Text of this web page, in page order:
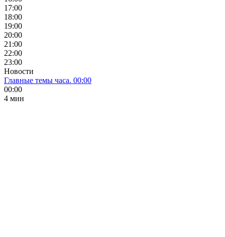
17:00
18:00
19:00
20:00
21:00
22:00
23:00
Новости
Главные темы часа. 00:00
00:00
4 мин